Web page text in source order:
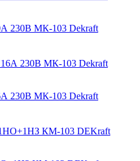
230В МК-103 Dekraft
230В МК-103 Dekraft